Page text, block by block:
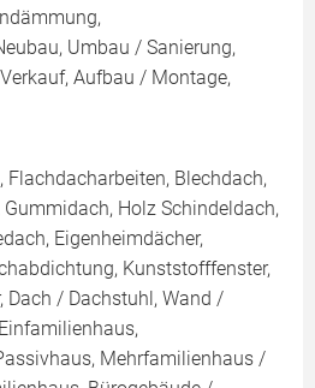
Umbau / Sanierung,
Aufbau / Montage,
Flachdacharbeiten, Blechdach,
Holz Schindeldach,
Eigenheimdächer,
Kunststofffenster,
Dach / Dachstuhl, Wand /
Mehrfamilienhaus /